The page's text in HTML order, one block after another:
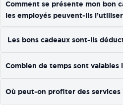
Comment se présente mon bon
les employés peuvent-ils l’utiliser
Les bons cadeaux sont-ils
Combien de temps sont valables
Où peut-on profiter des services